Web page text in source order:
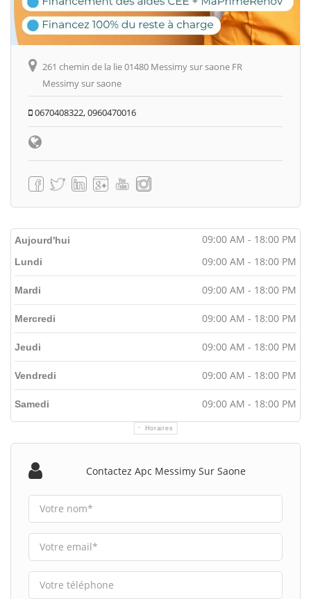
261 chemin de la lie 01480 Messimy sur saone FR
Messimy sur saone
0670408322, 0960470016
Aujourd'hui 09:00 AM - 18:00 PM
Horaires
Lundi 09:00 AM - 18:00 PM
Mardi 09:00 AM - 18:00 PM
Mercredi 09:00 AM - 18:00 PM
Jeudi 09:00 AM - 18:00 PM
Vendredi 09:00 AM - 18:00 PM
Samedi 09:00 AM - 18:00 PM
Contactez Apc Messimy Sur Saone